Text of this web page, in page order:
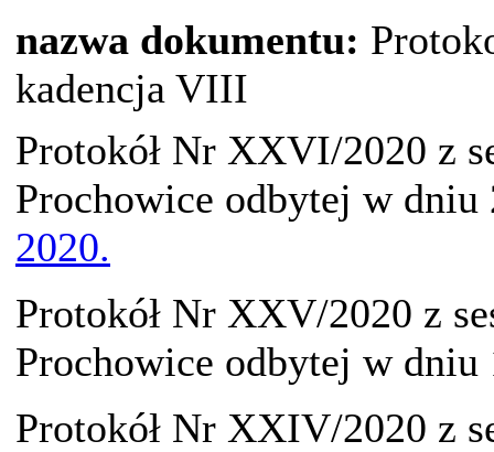
nazwa dokumentu:
kadencja VIII
Protokół Nr XXVI/2020 z
Prochowice odbytej w
2020.
Protokół Nr XXV/2020 z
Prochowice odbytej w
Protokół Nr XXIV/2020 z